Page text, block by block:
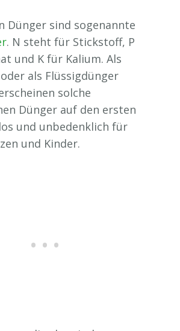
Dünger sind sogenannte
. N steht für Stickstoff, P
und K für Kalium. Als
oder als Flüssigdünger
solche
Dünger auf den ersten
und unbedenklich für
und Kinder.